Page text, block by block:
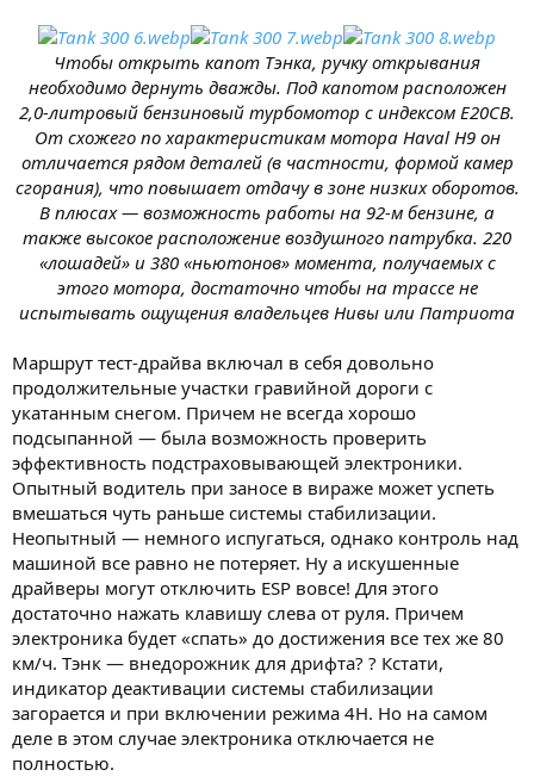
Чтобы открыть капот Тэнка, ручку открывания
необходимо дернуть дважды. Под капотом расположен
2,0-литровый бензиновый турбомотор с индексом E20CB.
От схожего по характеристикам мотора Haval H9 он
отличается рядом деталей (в частности, формой камер
сгорания), что повышает отдачу в зоне низких оборотов.
В плюсах — возможность работы на 92-м бензине, а
также высокое расположение воздушного патрубка. 220
«лошадей» и 380 «ньютонов» момента, получаемых с
этого мотора, достаточно чтобы на трассе не
испытывать ощущения владельцев Нивы или Патриота
Маршрут тест-драйва включал в себя довольно
продолжительные участки гравийной дороги с
укатанным снегом. Причем не всегда хорошо
подсыпанной — была возможность проверить
эффективность подстраховывающей электроники.
Опытный водитель при заносе в вираже может успеть
вмешаться чуть раньше системы стабилизации.
Неопытный — немного испугаться, однако контроль над
машиной все равно не потеряет. Ну а искушенные
драйверы могут отключить ESP вовсе! Для этого
достаточно нажать клавишу слева от руля. Причем
электроника будет «спать» до достижения все тех же 80
км/ч. Тэнк — внедорожник для дрифта? ? Кстати,
индикатор деактивации системы стабилизации
загорается и при включении режима 4H. Но на самом
деле в этом случае электроника отключается не
полностью.